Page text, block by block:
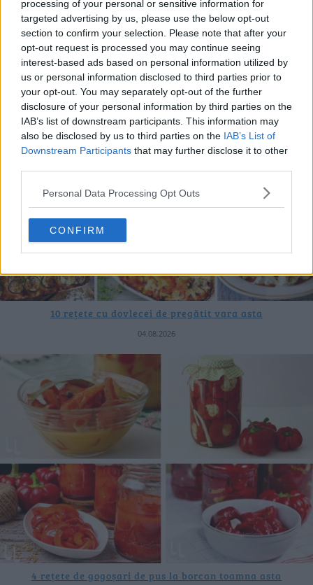
processing of your personal or sensitive information for
targeted advertising by us, please use the below opt-out
section to confirm your selection. Please note that after your
opt-out request is processed you may continue seeing
interest-based ads based on personal information utilized by
us or personal information disclosed to third parties prior to
your opt-out. You may separately opt-out of the further
disclosure of your personal information by third parties on the
IAB’s list of downstream participants. This information may
also be disclosed by us to third parties on the IAB’s List of
Downstream Participants that may further disclose it to other
Personal Data Processing Opt Outs
CONFIRM
20 de rețete de salate de vară fără prelucrare termică
06.08.2026
10 rețete cu dovlecei de pregătit vara asta
04.08.2026
4 rețete de gogoșari de pus la borcan toamna asta